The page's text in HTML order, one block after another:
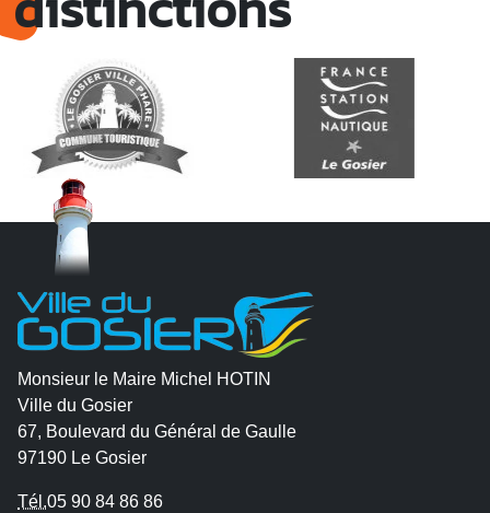
Monsieur le Maire Michel HOTIN
Ville du Gosier
67, Boulevard du Général de Gaulle
97190 Le Gosier
Tél.05 90 84 86 86